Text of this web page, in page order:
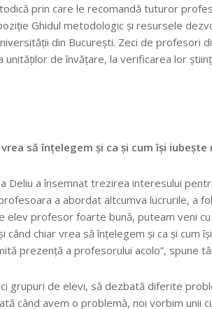
prin care le recomandă tuturor
Ghidul metodologic și resursele
din București. Zeci de profesori
unităților de învățare, la verificarea lor
să înțelegem și ca și cum își iubește
Deliu a însemnat trezirea interesului
a abordat altcumva lucrurile, a
elev profesor foarte bună, puteam veni
când chiar vrea să înțelegem și ca și cum
prezență a profesorului acolo”, spune
grupuri de elevi, să dezbată diferite
când avem o problemă, noi vorbim unii